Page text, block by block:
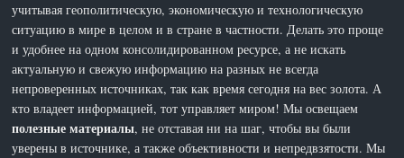
учитывая геополитическую, экономическую и технологическую
ситуацию в мире в целом и в стране в частности. Делать это проще
и удобнее на одном консолидированном ресурсе, а не искать
актуальную и свежую информацию на разных не всегда
непроверенных источниках, так как время сегодня на вес золота. А
кто владеет информацией, тот управляет миром! Мы освещаем
полезные материалы, не отставая ни на шаг, чтобы вы были
уверены в источнике, а также объективности и непредвзятости. Мы